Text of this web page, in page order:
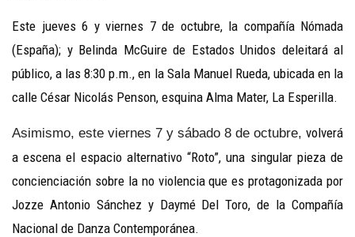
Este jueves 6 y viernes 7 de octubre, la compañía Nómada
(España); y Belinda McGuire de Estados Unidos deleitará al
público, a las 8:30 p.m., en la Sala Manuel Rueda, ubicada en la
calle César Nicolás Penson, esquina Alma Mater, La Esperilla.
Asimismo, este viernes 7 y sábado 8 de octubre, volverá
a escena el espacio alternativo “Roto”, una singular pieza de
concienciación sobre la no violencia que es protagonizada por
Jozze Antonio Sánchez y Daymé Del Toro, de la Compañía
Nacional de Danza Contemporánea.